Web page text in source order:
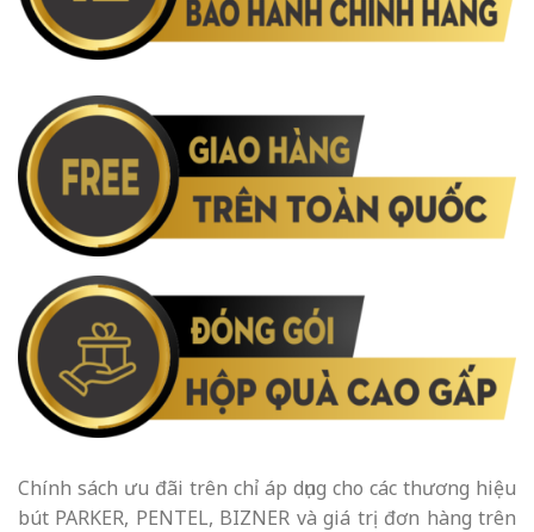
Chính sách ưu đãi trên chỉ áp dụng cho các thương hiệu
bút PARKER, PENTEL, BIZNER và giá trị đơn hàng trên